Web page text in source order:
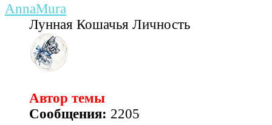
AnnaMura
Лунная Кошачья Личность
Автор темы
Сообщения: 2205